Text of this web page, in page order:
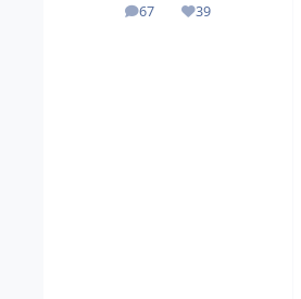
67
postitused
39
Reputatsioon